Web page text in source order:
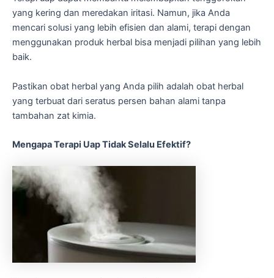
yang kering dan meredakan iritasi. Namun, jika Anda
mencari solusi yang lebih efisien dan alami, terapi dengan
menggunakan produk herbal bisa menjadi pilihan yang lebih
baik.
Pastikan obat herbal yang Anda pilih adalah obat herbal
yang terbuat dari seratus persen bahan alami tanpa
tambahan zat kimia.
Mengapa Terapi Uap Tidak Selalu Efektif?